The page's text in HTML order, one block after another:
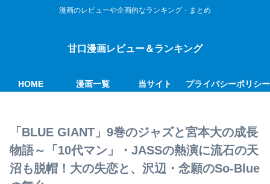
漫画のレビューや企画的なランキング・まとめ
甘口漫画レビュー＆ランキング
HOME 漫画一覧 当サイト プライバシーポリシー
「BLUE GIANT」9巻のジャズと宮本大の成長
物語～「10代マン」・JASSの熱演に流石の天
沼も脱帽！大の失恋と、沢辺・念願のSo-Blue